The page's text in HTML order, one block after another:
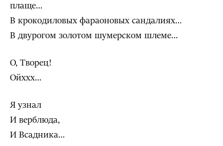
плаще…
В крокодиловых фараоновых сандалиях…
В двурогом золотом шумерском шлеме…
О, Творец!
Ойххх…
Я узнал
И верблюда,
И Всадника…